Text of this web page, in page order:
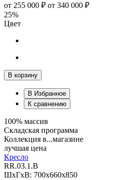
от 255 000 ₽ от 340 000 ₽
25%
Цвет
В корзину
В Избранное
К сравнению
100% массив
Складская программа
Коллекция в...магазине
лучшая цена
Кресло
RR.03.1.B
ШхГхВ: 700х660х850